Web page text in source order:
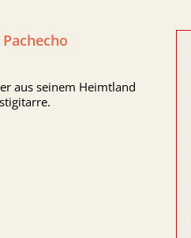
aus seinem Heimtland